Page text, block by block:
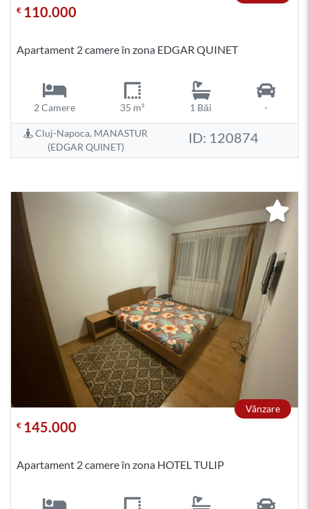
€ 110.000
Apartament 2 camere în zona EDGAR QUINET
2 Camere 35 m² 1 Băi -
Cluj-Napoca, MANASTUR
(EDGAR QUINET)
ID: 120874
Vânzare
€ 145.000
Apartament 2 camere în zona HOTEL TULIP